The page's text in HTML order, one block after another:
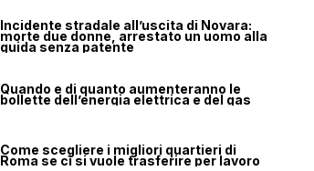
Incidente stradale all’uscita di Novara:
morte due donne, arrestato un uomo alla
guida senza patente
Quando e di quanto aumenteranno le
bollette dell’energia elettrica e del gas
Come scegliere i migliori quartieri di
Roma se ci si vuole trasferire per lavoro